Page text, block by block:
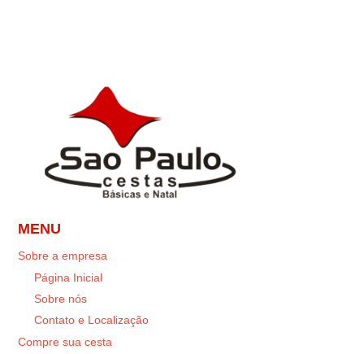
MENU
Sobre a empresa
Página Inicial
Sobre nós
Contato e Localização
Compre sua cesta